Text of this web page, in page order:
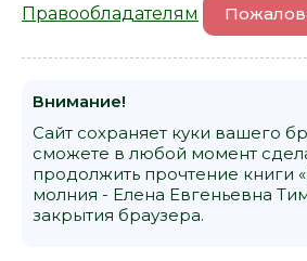
Правообладателям
Внимание!
Сайт сохраняет куки вашего
сможете в любой момент
продолжить прочтение книги
молния - Елена Евгеньевна
закрытия браузера.